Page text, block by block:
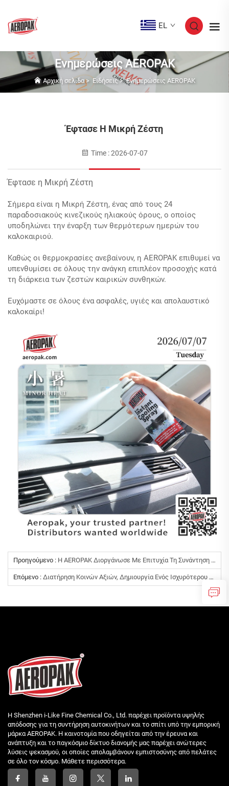
EL
Ενημερώσεις AEROPAK
Αρχική σελίδα> Ειδήσεις>Ενημερώσεις AEROPAK
Έφτασε Η Μικρή Ζέστη
Time : 2026-07-07
Έφτασε η Μικρή Ζέστη
Σήμερα είναι η Μικρή Ζέστη, ένας από τους 24
παραδοσιακούς κινεζικούς ηλιακούς όρους, ο οποίος
υποδηλώνει την έναρξη των θερμότερων ημερών του
καλοκαιριού.
Καθώς οι θερμοκρασίες ανεβαίνουν, η AEROPAK επιθυμεί να
υπενθυμίσει σε όλους την ανάγκη επιπλέον προσοχής κατά
τη διάρκεια των ζεστών καιρικών συνθηκών.
Ευχόμαστε σε όλους ένα ασφαλές, υγιές και απολαυστικό
καλοκαίρι!
Προηγούμενο : Η AEROPAK Διοργάνωσε Με Επιτυχία Τη Συνάντηση Αξιολόγησης Των Επιχειρηματικών Αποτελεσμάτων Του Δευτέρου Τριμήνου, Προωθώντας Τη Συνεχή Ανάπτυξη Μέσω Αντανάκλασης Και Δράσης
Επόμενο : Διατήρηση Κοινών Αξιών, Δημιουργία Ενός Ισχυρότερου Μέλλοντος Μαζί
Η Shenzhen i-Like Fine Chemical Co., Ltd. παρέχει προϊόντα υψηλής
απόδοσης για τη συντήρηση αυτοκινήτων και το σπίτι υπό την εμπορική
μάρκα AEROPAK. Η καινοτομία που οδηγείται από την έρευνα και
ανάπτυξη και το παγκόσμιο δίκτυο διανομής μας παρέχει ανώτερες
λύσεις ψεκασμού, οι οποίες απολαμβάνουν εμπιστοσύνης από πελάτες
σε όλο τον κόσμο. Μάθετε περισσότερα.